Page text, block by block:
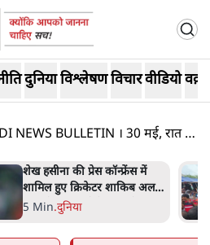
दुनियाविश्लेषणविचारवीडियो
NEWS BULLETIN । 30 मई, रात 8
झारखंड के आंदोलनकारी छात्रों ने
दबाव बढ़ाया, सीएम हेमंत सोरेन का
इस्तीफा मांगा, 10 को घेरेंगे
4 Min.झारखंड